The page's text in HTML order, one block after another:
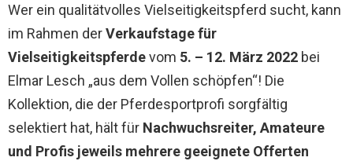
Wer ein qualitätvolles Vielseitigkeitspferd sucht, kann
im Rahmen derVerkaufstage für
Vielseitigkeitspferdevom 5. – 12. März 2022 bei
Elmar Lesch „aus dem Vollen schöpfen“! Die
Kollektion, die der Pferdesportprofi sorgfältig
selektiert hat, hält für Nachwuchsreiter, Amateure
und Profis jeweils mehrere geeignete Offerten